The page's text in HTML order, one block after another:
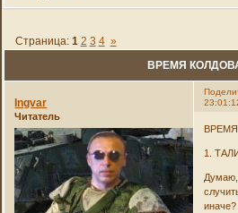
ВРЕМЯ
Страница: 1 2 3 4 »
Ingvar
Читатель
1.
Думаю,